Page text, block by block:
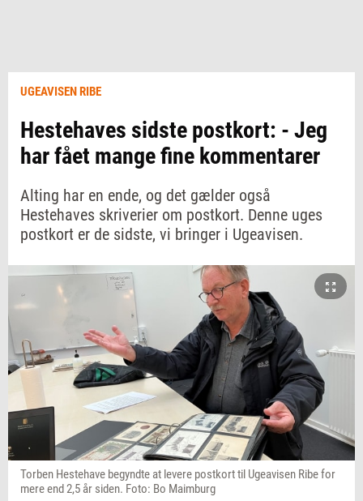
UGEAVISEN RIBE
Hestehaves sidste postkort: - Jeg
har fået mange fine kommentarer
Alting har en ende, og det gælder også
Hestehaves skriverier om postkort. Denne uges
postkort er de sidste, vi bringer i Ugeavisen.
Torben Hestehave begyndte at levere postkort til Ugeavisen Ribe for
mere end 2,5 år siden. Foto: Bo Maimburg